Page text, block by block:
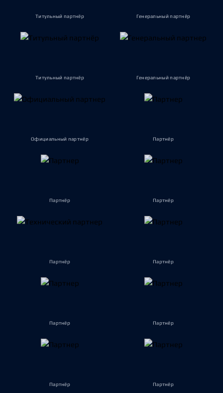
Титульный партнёр Генеральный партнёр
Титульный партнёр Генеральный партнёр
Официальный партнёр Партнёр
Партнёр Партнёр
Партнёр Партнёр
Партнёр Партнёр
Партнёр Партнёр